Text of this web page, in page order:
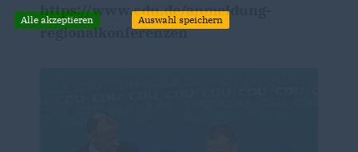
https://www.cdu.de/anmeldung-
regionalkonferenzen
Alle akzeptieren Auswahl speichern